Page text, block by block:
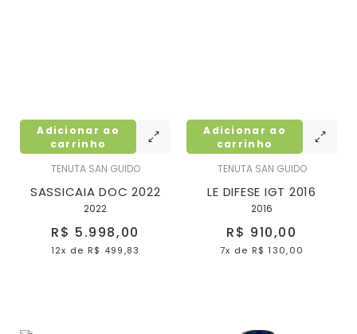
TENUTA SAN GUIDO
SASSICAIA DOC 2022
2022
R$ 5.998,00
12x de R$ 499,83
Adicionar ao
carrinho
TENUTA SAN GUIDO
LE DIFESE IGT 2016
2016
R$ 910,00
7x de R$ 130,00
Adicionar ao
carrinho